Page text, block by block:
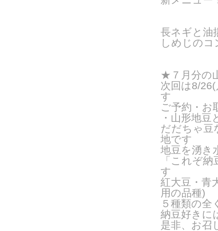
長ネギと油
しめじの
★７月分の
次回は8/
す
ご予約・お
・山形地
だだちゃ豆
地です
地豆を湧き
「これぞ
す
紅大豆・青
用の品種)
５種類の全
納豆好きに
是非、お召